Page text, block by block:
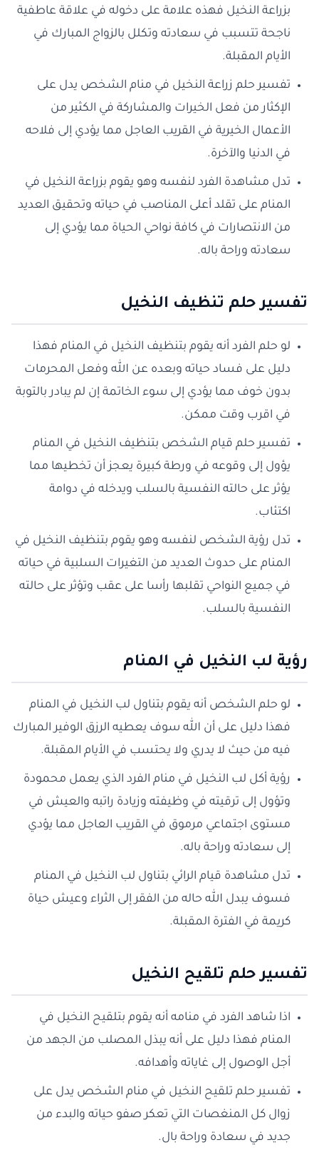
بزراعة النخيل فهذه علامة على دخوله في علاقة عاطفية
ناجحة تتسبب في سعادته وتكلل بالزواج المبارك في
الأيام المقبلة.
تفسير حلم زراعة النخيل في منام الشخص يدل على
الإكثار من فعل الخيرات والمشاركة في الكثير من
الأعمال الخيرية في القريب العاجل مما يؤدي إلى فلاحه
في الدنيا والآخرة.
تدل مشاهدة الفرد لنفسه وهو يقوم بزراعة النخيل في
المنام على تقلد أعلى المناصب في حياته وتحقيق العديد
من الانتصارات في كافة نواحي الحياة مما يؤدي إلى
سعادته وراحة باله.
تفسير حلم تنظيف النخيل
لو حلم الفرد أنه يقوم بتنظيف النخيل في المنام فهذا
دليل على فساد حياته وبعده عن الله وفعل المحرمات
بدون خوف مما يؤدي إلى سوء الخاتمة إن لم يبادر بالتوبة
في اقرب وقت ممكن.
تفسير حلم قيام الشخص بتنظيف النخيل في المنام
يؤول إلى وقوعه في ورطة كبيرة يعجز أن تخطيها مما
يؤثر على حالته النفسية بالسلب ويدخله في دوامة
اكتئاب.
تدل رؤية الشخص لنفسه وهو يقوم بتنظيف النخيل في
المنام على حدوث العديد من التغيرات السلبية في حياته
في جميع النواحي تقلبها رأسا على عقب وتؤثر على حالته
النفسية بالسلب.
رؤية لب النخيل في المنام
لو حلم الشخص أنه يقوم بتناول لب النخيل في المنام
فهذا دليل على أن الله سوف يعطيه الرزق الوفير المبارك
فيه من حيث لا يدري ولا يحتسب في الأيام المقبلة.
رؤية أكل لب النخيل في منام الفرد الذي يعمل محمودة
وتؤول إلى ترقيته في وظيفته وزيادة راتبه والعيش في
مستوى اجتماعي مرموق في القريب العاجل مما يؤدي
إلى سعادته وراحة باله.
تدل مشاهدة قيام الرائي بتناول لب النخيل في المنام
فسوف يبدل الله حاله من الفقر إلى الثراء وعيش حياة
كريمة في الفترة المقبلة.
تفسير حلم تلقيح النخيل
اذا شاهد الفرد في منامه أنه يقوم بتلقيح النخيل في
المنام فهذا دليل على أنه يبذل المصلب من الجهد من
أجل الوصول إلى غاياته وأهدافه.
تفسير حلم تلقيح النخيل في منام الشخص يدل على
زوال كل المنغصات التي تعكر صفو حياته والبدء من
جديد في سعادة وراحة بال.